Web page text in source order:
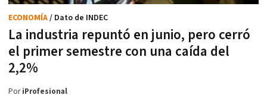
La industria repuntó en junio, pero cerró
el primer semestre con una caída del
2,2%
ECONOMÍA/ Dato de INDEC
PoriProfesional